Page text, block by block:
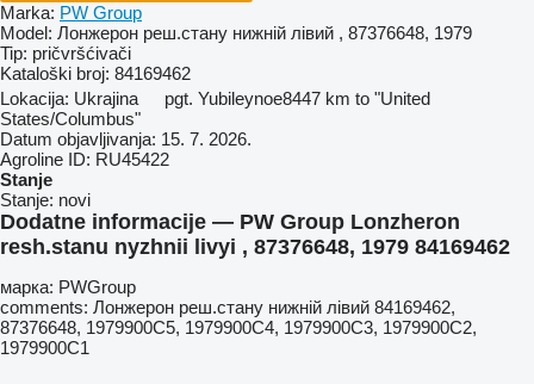
Marka: PW Group
Model: Лонжерон реш.стану нижній лівий , 87376648, 1979
Tip: pričvršćivači
Kataloški broj: 84169462
Lokacija: Ukrajina pgt. Yubileynoe8447 km to "United
States/Columbus"
Datum objavljivanja: 15. 7. 2026.
Agroline ID: RU45422
Stanje
Stanje: novi
Dodatne informacije — PW Group Lonzheron
resh.stanu nyzhnii livyi , 87376648, 1979 84169462
марка: PWGroup
comments: Лонжерон реш.стану нижній лівий 84169462,
87376648, 1979900C5, 1979900C4, 1979900C3, 1979900C2,
1979900C1